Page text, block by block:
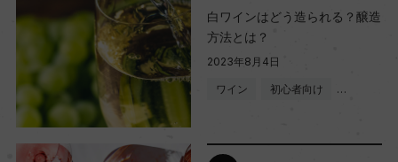
白ワインはどう造られる？醸造
方法とは？
2023年8月4日
ワイン 初心者向け …